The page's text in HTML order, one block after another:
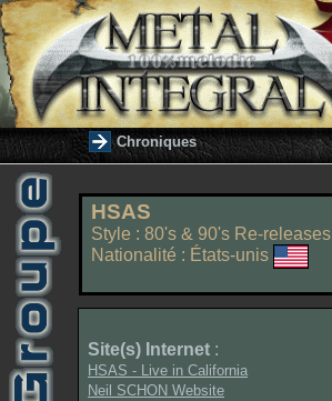
Chroniques
HSAS
Style : 80's & 90's Re-releases
Nationalité : États-unis
Site(s) Internet :
HSAS - Live in California
Neil SCHON Website